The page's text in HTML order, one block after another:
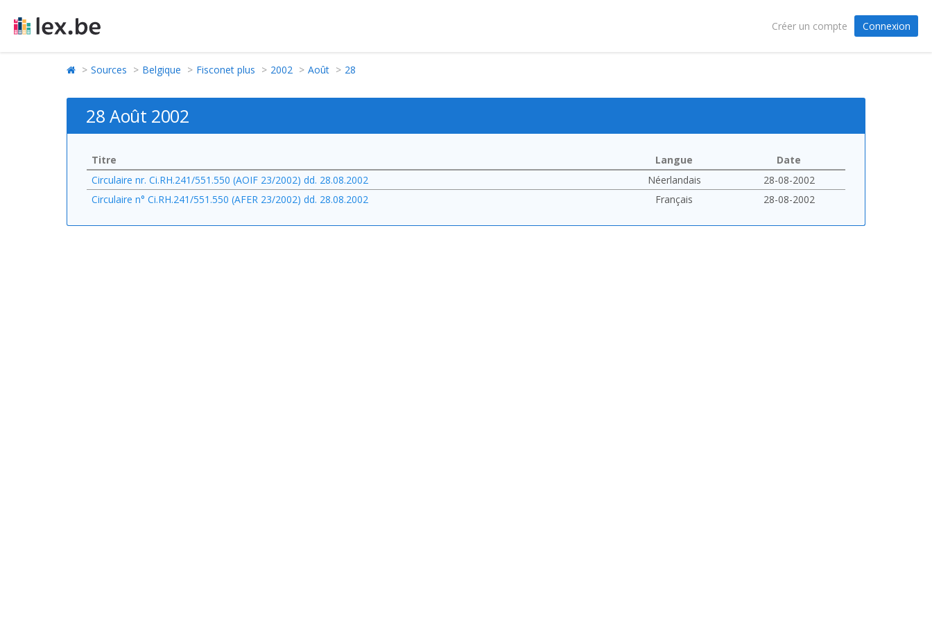
Créer un compte Connexion
Sources Belgique Fisconet plus 2002 Août 28
28 Août 2002
Titre Langue
Date
Circulaire nr. Ci.RH.241/551.550 (AOIF 23/2002) dd. 28.08.2002
Néerlandais
28-08-2002
Circulaire n° Ci.RH.241/551.550 (AFER 23/2002) dd. 28.08.2002
Français 28-08-2002